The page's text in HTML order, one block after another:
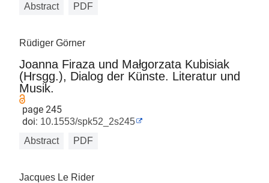
Abstract
PDF
Rüdiger Görner
Joanna Firaza und Małgorzata Kubisiak
(Hrsgg.), Dialog der Künste. Literatur und
Musik.
page 245
doi: 10.1553/spk52_2s245
Abstract
PDF
Jacques Le Rider